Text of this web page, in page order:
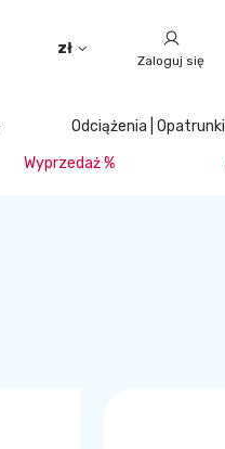
zł
Zaloguj się
Odciążenia | Opatrunki
Wyprzedaż %